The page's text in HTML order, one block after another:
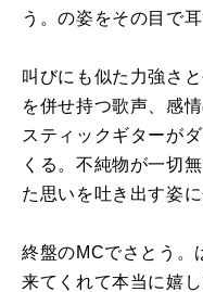
う。の姿をその目で
叫びにも似た力強さ
を併せ持つ歌声、感
スティックギターが
くる。不純物が一切
た思いを吐き出す姿
終盤のMCでさとう。
来てくれて本当に嬉